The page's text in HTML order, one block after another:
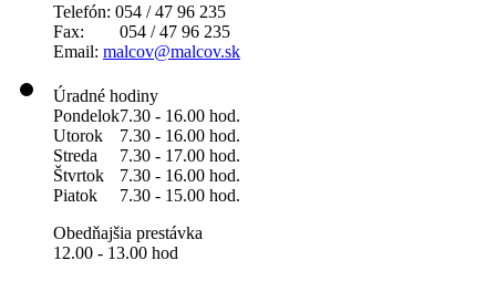
Telefón: 054 / 47 96 235
Fax: 054 / 47 96 235
Email: malcov@malcov.sk
Úradné hodiny
Pondelok7.30 - 16.00 hod.
Utorok
7.30 - 16.00 hod.
Streda
7.30 - 17.00 hod.
Štvrtok
7.30 - 16.00 hod.
Piatok
7.30 - 15.00 hod.
Obedňajšia prestávka
12.00 - 13.00 hod